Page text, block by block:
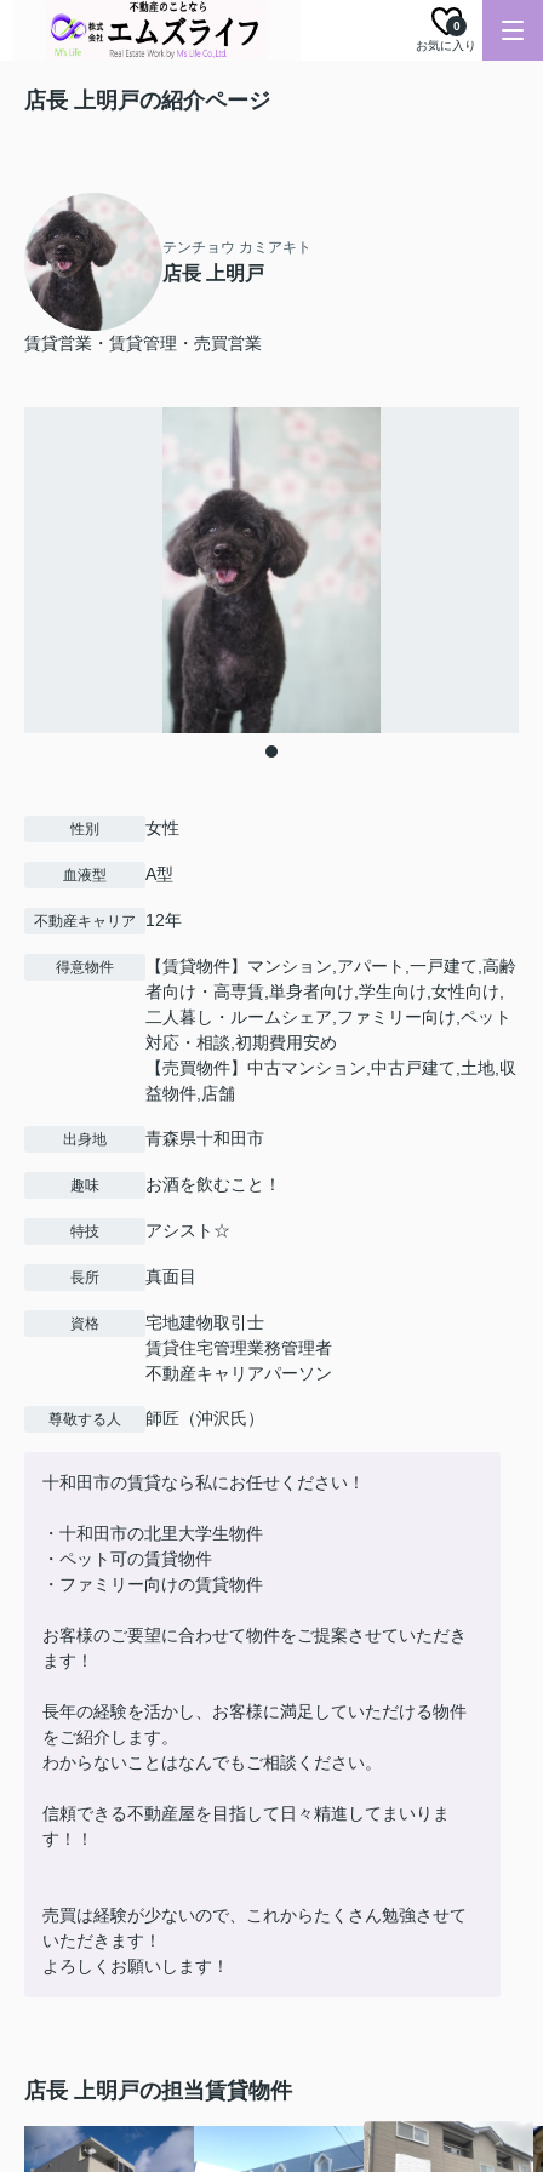
お気に入り
0
店長 上明戸の紹介ページ
テンチョウ カミアキト
店長 上明戸
賃貸営業・賃貸管理・売買営業
性別 女性
血液型 A型
不動産キャリア 12年
得意物件
【賃貸物件】マンション,アパート,一戸建て,高齢
者向け・高専賃,単身者向け,学生向け,女性向け,
二人暮し・ルームシェア,ファミリー向け,ペット
対応・相談,初期費用安め
【売買物件】中古マンション,中古戸建て,土地,収
益物件,店舗
出身地 青森県十和田市
趣味 お酒を飲むこと！
特技 アシスト☆
長所 真面目
資格
宅地建物取引士
賃貸住宅管理業務管理者
不動産キャリアパーソン
尊敬する人 師匠（沖沢氏）
十和田市の賃貸なら私にお任せください！
・十和田市の北里大学生物件
・ペット可の賃貸物件
・ファミリー向けの賃貸物件
お客様のご要望に合わせて物件をご提案させていただき
ます！
長年の経験を活かし、お客様に満足していただける物件
をご紹介します。
わからないことはなんでもご相談ください。
信頼できる不動産屋を目指して日々精進してまいりま
す！！
売買は経験が少ないので、これからたくさん勉強させて
いただきます！
よろしくお願いします！
店長 上明戸の担当賃貸物件